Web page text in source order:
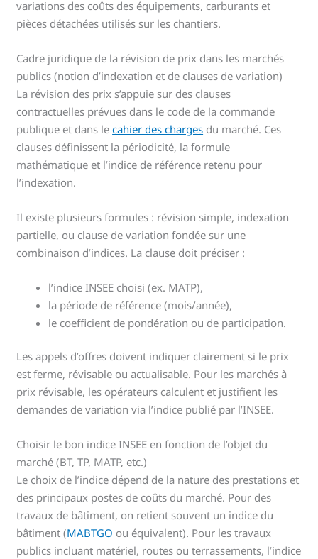
variations des coûts des équipements, carburants et
pièces détachées utilisés sur les chantiers.
Cadre juridique de la révision de prix dans les marchés
publics (notion d’indexation et de clauses de variation)
La révision des prix s’appuie sur des clauses
contractuelles prévues dans le code de la commande
publique et dans lecahier des charges du marché. Ces
clauses définissent la périodicité, la formule
mathématique et l’indice de référence retenu pour
l’indexation.
Il existe plusieurs formules : révision simple, indexation
partielle, ou clause de variation fondée sur une
combinaison d’indices. La clause doit préciser :
l’indice INSEE choisi (ex. MATP),
la période de référence (mois/année),
le coefficient de pondération ou de participation.
Les appels d’offres doivent indiquer clairement si le prix
est ferme, révisable ou actualisable. Pour les marchés à
prix révisable, les opérateurs calculent et justifient les
demandes de variation via l’indice publié par l’INSEE.
Choisir le bon indice INSEE en fonction de l’objet du
marché (BT, TP, MATP, etc.)
Le choix de l’indice dépend de la nature des prestations et
des principaux postes de coûts du marché. Pour des
travaux de bâtiment, on retient souvent un indice du
bâtiment (MABTGO ou équivalent). Pour les travaux
publics incluant matériel, routes ou terrassements, l’indice